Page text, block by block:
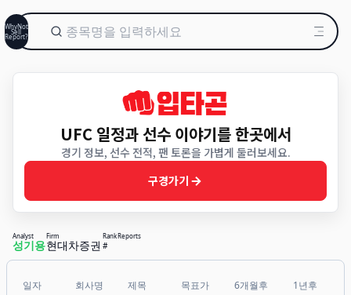
WhyNot
Sell
Report?
UFC 일정과 선수 이야기를 한곳에서
경기 정보, 선수 전적, 팬 토론을 가볍게 둘러보세요.
구경가기
Analyst
성기용
Firm
현대차증권
Rank
#
Reports
일자 회사명 제목 목표가 6개월후 1년후